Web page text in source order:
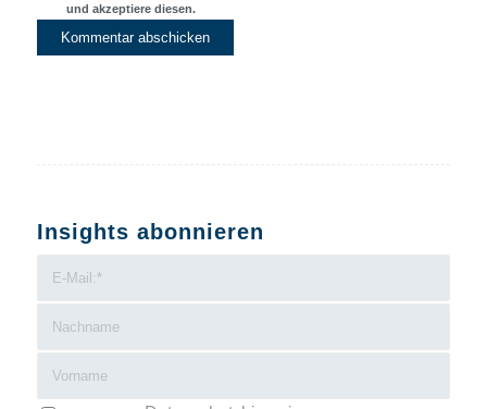
und akzeptiere diesen.
Insights abonnieren